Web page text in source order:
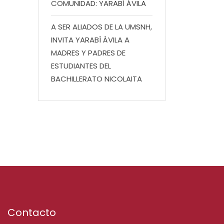
COMUNIDAD: YARABÍ ÁVILA
A SER ALIADOS DE LA UMSNH,
INVITA YARABÍ ÁVILA A
MADRES Y PADRES DE
ESTUDIANTES DEL
BACHILLERATO NICOLAITA
Contacto